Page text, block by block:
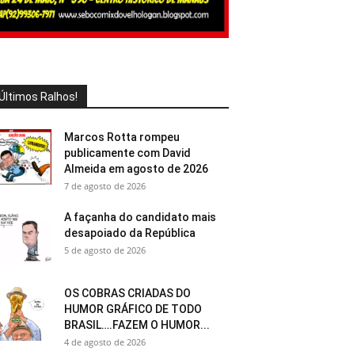
Ralhos!
Marcos Rotta rompeu
publicamente com David
Almeida em agosto de 2026
7 de agosto de 2026
A façanha do candidato mais
desapoiado da República
5 de agosto de 2026
OS COBRAS CRIADAS DO
HUMOR GRÁFICO DE TODO
BRASIL….FAZEM O HUMOR...
4 de agosto de 2026